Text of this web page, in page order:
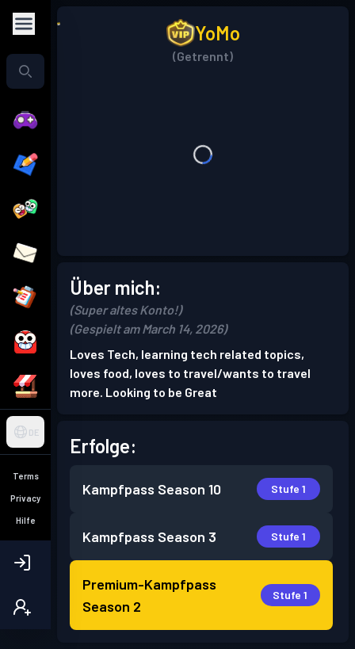
DE
Terms
Privacy
Hilfe
YoMo
(Getrennt)
Über mich:
(Super altes Konto!)
(Gespielt am March 14, 2026)
Loves Tech, learning tech related topics,
loves food, loves to travel/wants to travel
more. Looking to be Great
Erfolge:
Kampfpass Season 10 Stufe 1
Kampfpass Season 3 Stufe 1
Premium-Kampfpass
Season 2
Stufe 1